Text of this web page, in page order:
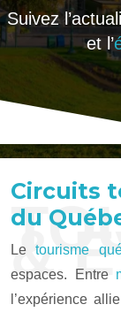
Suivez
et l’
&
Circuits
du
Letourisme
espaces. Entre
l’expérience allie